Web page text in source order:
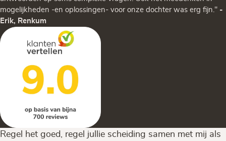
mogelijkheden -en oplossingen- voor onze dochter was erg fijn." -
Erik, Renkum
Regel het goed, regel jullie scheiding samen met mij als